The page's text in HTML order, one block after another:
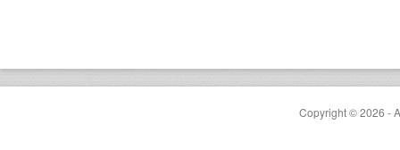
Copyright © 2026 -